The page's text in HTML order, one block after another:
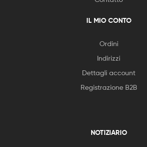
IL MIO CONTO
Ordini
Indirizzi
Dettagli account
Registrazione B2B
NOTIZIARIO